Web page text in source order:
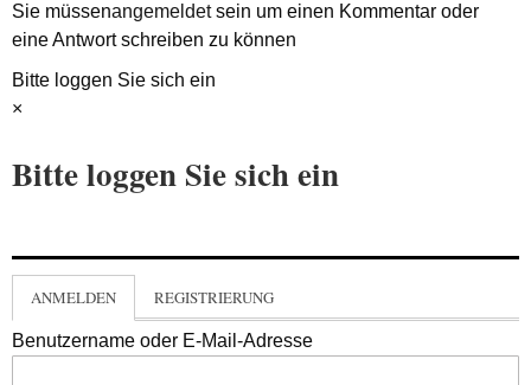
Sie müssenangemeldetsein um einen Kommentar oder
eine Antwort schreiben zu können
Bitte loggen Sie sich ein
×
Bitte loggen Sie sich ein
ANMELDEN REGISTRIERUNG
Benutzername oder E-Mail-Adresse